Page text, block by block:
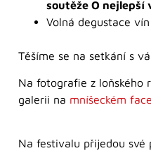
soutěže O nejlepší
Volná degustace
Těšíme se na setkání s
Na fotografie z loňského
galerii na mníšeckém
Na festivalu přijedou své